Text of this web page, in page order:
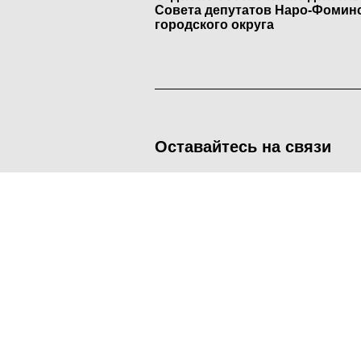
Совета депутатов Наро-
городского округа
Оставайтесь на связи